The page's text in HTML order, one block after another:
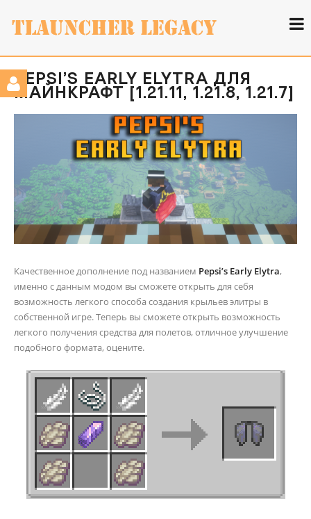
PEPSI’S EARLY ELYTRA ДЛЯ
МАЙНКРАФТ [1.21.11, 1.21.8, 1.21.7]
Качественное дополнение под названием Pepsi’s Early Elytra,
именно с данным модом вы сможете открыть для себя
возможность легкого способа создания крыльев элитры в
собственной игре. Теперь вы сможете открыть возможность
легкого получения средства для полетов, отличное улучшение
подобного формата, оцените.